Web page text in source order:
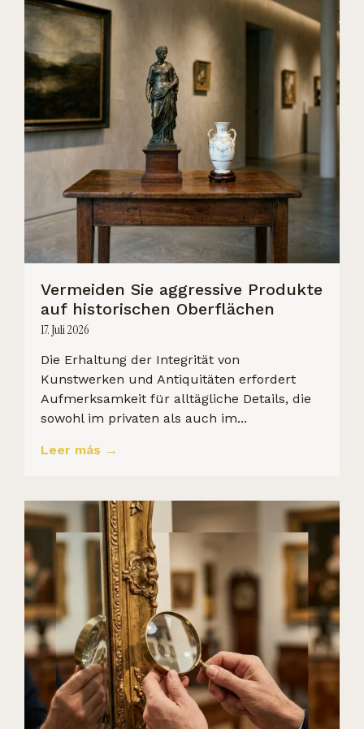
Vermeiden Sie aggressive Produkte
auf historischen Oberflächen
17. Juli 2026
Die Erhaltung der Integrität von
Kunstwerken und Antiquitäten erfordert
Aufmerksamkeit für alltägliche Details, die
sowohl im privaten als auch im...
Leer más →